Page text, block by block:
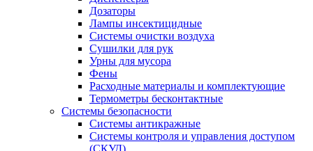
Дозаторы
Лампы инсектицидные
Системы очистки воздуха
Сушилки для рук
Урны для мусора
Фены
Расходные материалы и комплектующие
Термометры бесконтактные
Системы безопасности
Системы антикражные
Системы контроля и управления доступом
(СКУД)